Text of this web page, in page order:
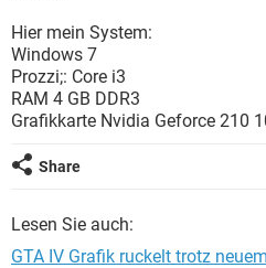
Hier mein System:
Windows 7
Prozzi;: Core i3
RAM 4 GB DDR3
Grafikkarte Nvidia Geforce 210
Share
Lesen Sie auch:
GTA IV Grafik ruckelt trotz